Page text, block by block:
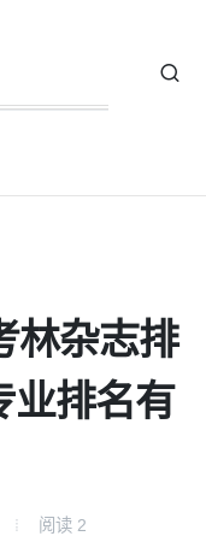
林杂志排
业排名有
阅读 2